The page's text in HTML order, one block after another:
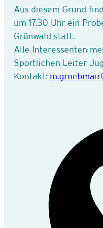
Aus diesem Grund
um 17.30 Uhr ein
Grünwald statt.
Alle Interessenten
Sportlichen Leiter
Kontakt: